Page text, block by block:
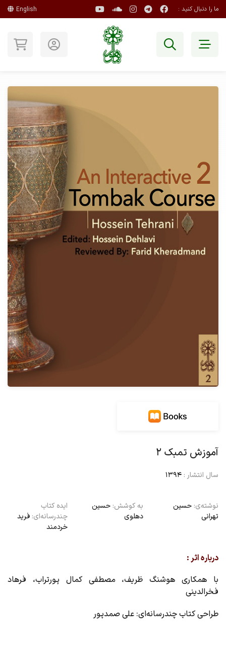
ما را دنبال کنید : English
آموزش تمبک ۲
سال انتشار : 1394
نوشته‌ی: حسین
تهرانی
به کوشش:حسین
دهلوی
ایده‌ کتاب
چندرسانه‌ای: فرید
خردمند
درباره اثر :
با همکاری هوشنگ ظریف، مصطفی کمال پورتراب، فرهاد
فخرالدینی
طراحی کتاب چندرسانه‌ای: علی صمدپور